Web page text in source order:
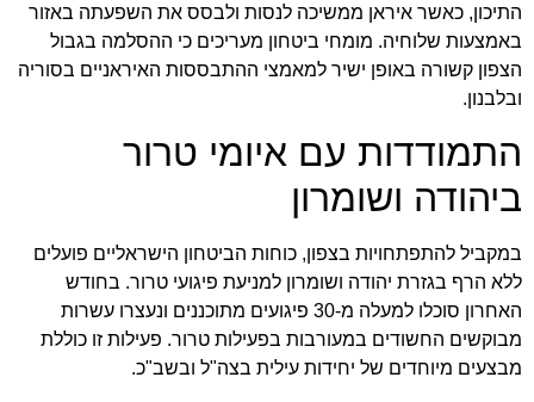
התיכון, כאשר איראן ממשיכה לנסות ולבסס את השפעתה באזור
באמצעות שלוחיה. מומחי ביטחון מעריכים כי ההסלמה בגבול
הצפון קשורה באופן ישיר למאמצי ההתבססות האיראניים בסוריה
ובלבנון.
התמודדות עם איומי טרור
ביהודה ושומרון
במקביל להתפתחויות בצפון, כוחות הביטחון הישראליים פועלים
ללא הרף בגזרת יהודה ושומרון למניעת פיגועי טרור. בחודש
האחרון סוכלו למעלה מ-30 פיגועים מתוכננים ונעצרו עשרות
מבוקשים החשודים במעורבות בפעילות טרור. פעילות זו כוללת
מבצעים מיוחדים של יחידות עילית בצה"ל ובשב"כ.